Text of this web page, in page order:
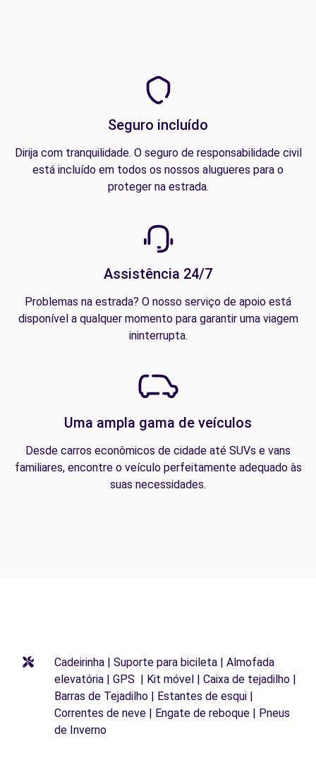
Seguro incluído
Dirija com tranquilidade. O seguro de responsabilidade civil
está incluído em todos os nossos alugueres para o
proteger na estrada.
Assistência 24/7
Problemas na estrada? O nosso serviço de apoio está
disponível a qualquer momento para garantir uma viagem
ininterrupta.
Uma ampla gama de veículos
Desde carros econômicos de cidade até SUVs e vans
familiares, encontre o veículo perfeitamente adequado às
suas necessidades.
Cadeirinha | Suporte para bicileta | Almofada
elevatória | GPS | Kit móvel | Caixa de tejadilho |
Barras de Tejadilho | Estantes de esqui |
Correntes de neve | Engate de reboque | Pneus
de Inverno